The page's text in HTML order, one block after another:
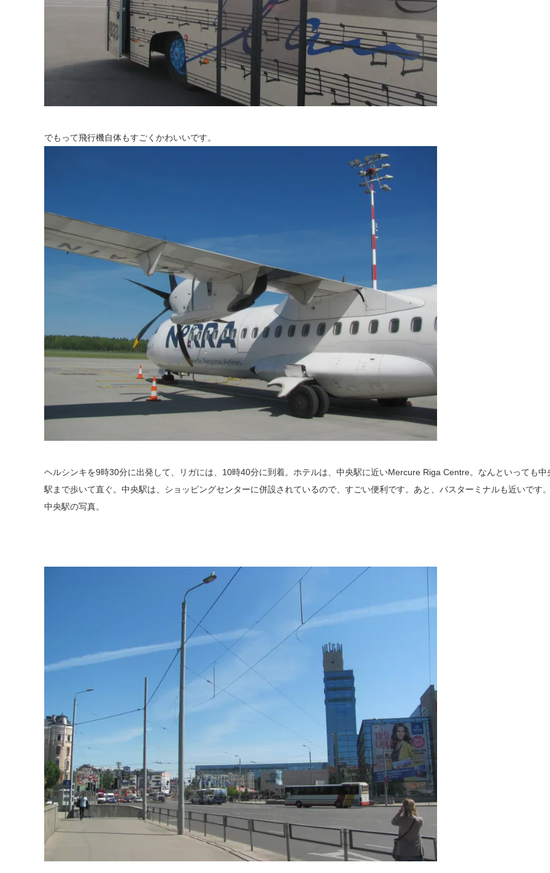
でもって飛行機自体もすごくかわいいです。
ヘルシンキを9時30分に出発して、リガには、10時40分に到着。ホテルは、中央駅に近いMercure Riga Centre。なんといっても中
駅まで歩いて直ぐ。中央駅は、ショッピングセンターに併設されているので、すごい便利です。あと、バスターミナルも近いです
中央駅の写真。